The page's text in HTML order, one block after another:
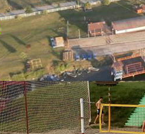
из ваздуха